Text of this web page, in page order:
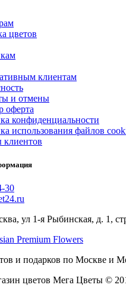
цветов
клиентам
и отмены
оферта
конфиденциальности
использования файлов
30
ул 1-я Рыбинская, д. 1,
и подарков по Москве и
цветов Мега Цветы ©